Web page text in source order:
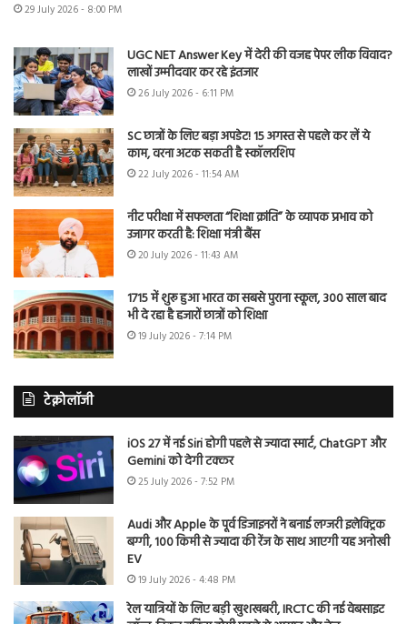
29 July 2026 - 8:00 PM
UGC NET Answer Key में देरी की वजह पेपर लीक विवाद?
लाखों उम्मीदवार कर रहे इंतजार
26 July 2026 - 6:11 PM
SC छात्रों के लिए बड़ा अपडेट! 15 अगस्त से पहले कर लें ये
काम, वरना अटक सकती है स्कॉलरशिप
22 July 2026 - 11:54 AM
नीट परीक्षा में सफलता “शिक्षा क्रांति” के व्यापक प्रभाव को
उजागर करती है: शिक्षा मंत्री बैंस
20 July 2026 - 11:43 AM
1715 में शुरू हुआ भारत का सबसे पुराना स्कूल, 300 साल बाद
भी दे रहा है हजारों छात्रों को शिक्षा
19 July 2026 - 7:14 PM
टेक्नोलॉजी
iOS 27 में नई Siri होगी पहले से ज्यादा स्मार्ट, ChatGPT और
Gemini को देगी टक्कर
25 July 2026 - 7:52 PM
Audi और Apple के पूर्व डिजाइनरों ने बनाई लग्जरी इलेक्ट्रिक
बग्गी, 100 किमी से ज्यादा की रेंज के साथ आएगी यह अनोखी
EV
19 July 2026 - 4:48 PM
रेल यात्रियों के लिए बड़ी खुशखबरी, IRCTC की नई वेबसाइट